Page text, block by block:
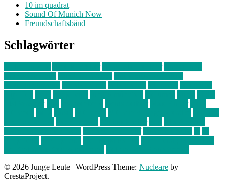
10 im quadrat
Sound Of Munich Now
Freundschaftsbänd
Schlagwörter
© 2026 Junge Leute | WordPress Theme: Nucleare by
CrestaProject.